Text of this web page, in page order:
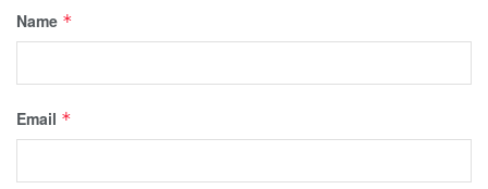
Name *
Email *